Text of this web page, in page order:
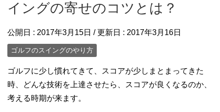
イングの寄せのコツとは？
公開日 : 2017年3月15日 / 更新日 : 2017年3月16日
ゴルフのスイングのやり方
ゴルフに少し慣れてきて、スコアが少しまとまってきた
時、どんな技術を上達させたら、スコアが良くなるのか、
考える時期が来ます。